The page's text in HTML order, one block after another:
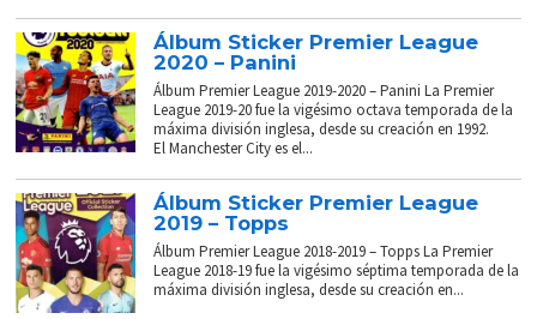
Álbum Sticker Premier League
2020 – Panini
Álbum Premier League 2019-2020 – Panini La Premier
League 2019-20 fue la vigésimo octava temporada de la
máxima división inglesa, desde su creación en 1992.
El Manchester City es el...
Álbum Sticker Premier League
2019 – Topps
Álbum Premier League 2018-2019 – Topps La Premier
League 2018-19 fue la vigésimo séptima temporada de la
máxima división inglesa, desde su creación en...